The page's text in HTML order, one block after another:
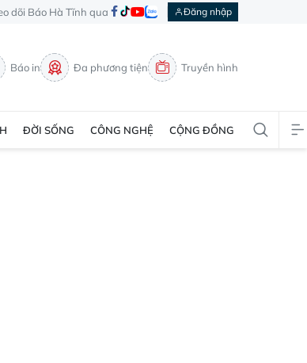
dõi Báo Hà Tĩnh qua Đăng nhập
Báo in Đa phương tiện Truyền hình
ĐỜI SỐNG CÔNG NGHỆ CỘNG ĐỒNG